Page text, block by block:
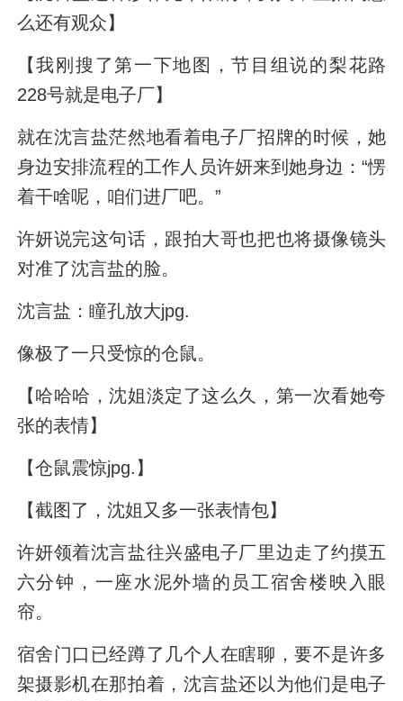
么还有观众】
【我刚搜了第一下地图，节目组说的梨花路
228号就是电子厂】
就在沈言盐茫然地看着电子厂招牌的时候，她
身边安排流程的工作人员许妍来到她身边：“愣
着干啥呢，咱们进厂吧。”
许妍说完这句话，跟拍大哥也把也将摄像镜头
对准了沈言盐的脸。
沈言盐：瞳孔放大jpg.
像极了一只受惊的仓鼠。
【哈哈哈，沈姐淡定了这么久，第一次看她夸
张的表情】
【仓鼠震惊jpg.】
【截图了，沈姐又多一张表情包】
许妍领着沈言盐往兴盛电子厂里边走了约摸五
六分钟，一座水泥外墙的员工宿舍楼映入眼
帘。
宿舍门口已经蹲了几个人在瞎聊，要不是许多
架摄影机在那拍着，沈言盐还以为他们是电子